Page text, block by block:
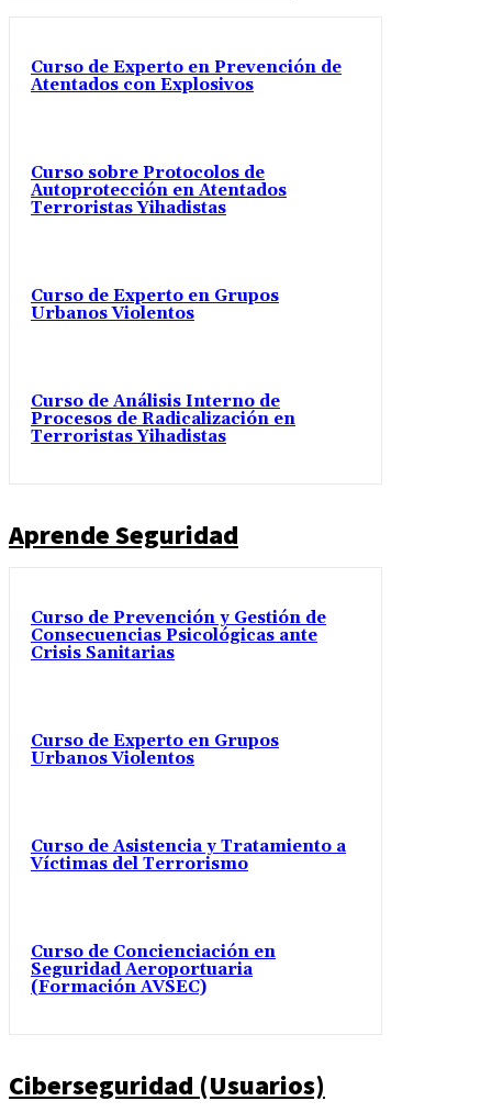
Curso de Experto en Prevención de
Atentados con Explosivos
Curso sobre Protocolos de
Autoprotección en Atentados
Terroristas Yihadistas
Curso de Experto en Grupos
Urbanos Violentos
Curso de Análisis Interno de
Procesos de Radicalización en
Terroristas Yihadistas
Aprende Seguridad
Curso de Prevención y Gestión de
Consecuencias Psicológicas ante
Crisis Sanitarias
Curso de Experto en Grupos
Urbanos Violentos
Curso de Asistencia y Tratamiento a
Víctimas del Terrorismo
Curso de Concienciación en
Seguridad Aeroportuaria
(Formación AVSEC)
Ciberseguridad (Usuarios)